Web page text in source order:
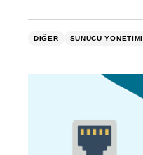
DIĞER SUNUCU YÖNETIMI